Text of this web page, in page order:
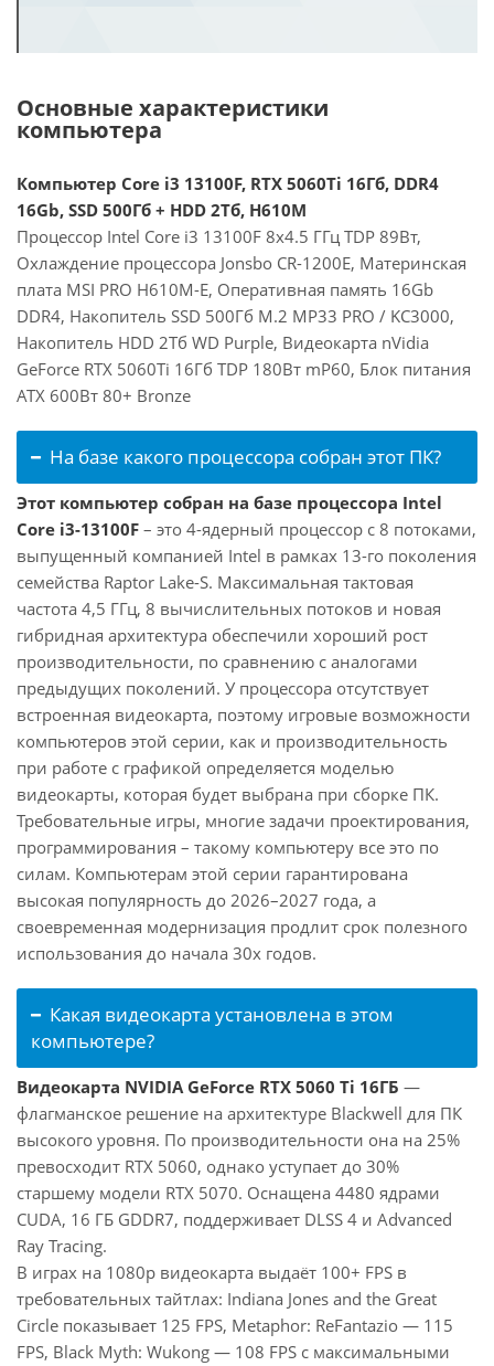
Основные характеристики
компьютера
Компьютер Core i3 13100F, RTX 5060Ti 16Гб, DDR4
16Gb, SSD 500Гб + HDD 2Тб, H610M
Процессор Intel Core i3 13100F 8x4.5 ГГц TDP 89Вт,
Охлаждение процессора Jonsbo CR-1200E, Материнская
плата MSI PRO H610M-E, Оперативная память 16Gb
DDR4, Накопитель SSD 500Гб M.2 MP33 PRO / KC3000,
Накопитель HDD 2Тб WD Purple, Видеокарта nVidia
GeForce RTX 5060Ti 16Гб TDP 180Вт mP60, Блок питания
ATX 600Вт 80+ Bronze
На базе какого процессора собран этот ПК?
Этот компьютер собран на базе процессора Intel
Core i3-13100F – это 4-ядерный процессор с 8 потоками,
выпущенный компанией Intel в рамках 13-го поколения
семейства Raptor Lake-S. Максимальная тактовая
частота 4,5 ГГц, 8 вычислительных потоков и новая
гибридная архитектура обеспечили хороший рост
производительности, по сравнению с аналогами
предыдущих поколений. У процессора отсутствует
встроенная видеокарта, поэтому игровые возможности
компьютеров этой серии, как и производительность
при работе с графикой определяется моделью
видеокарты, которая будет выбрана при сборке ПК.
Требовательные игры, многие задачи проектирования,
программирования – такому компьютеру все это по
силам. Компьютерам этой серии гарантирована
высокая популярность до 2026–2027 года, а
своевременная модернизация продлит срок полезного
использования до начала 30х годов.
Какая видеокарта установлена в этом
компьютере?
Видеокарта NVIDIA GeForce RTX 5060 Ti 16ГБ —
флагманское решение на архитектуре Blackwell для ПК
высокого уровня. По производительности она на 25%
превосходит RTX 5060, однако уступает до 30%
старшему модели RTX 5070. Оснащена 4480 ядрами
CUDA, 16 ГБ GDDR7, поддерживает DLSS 4 и Advanced
Ray Tracing.
В играх на 1080p видеокарта выдаёт 100+ FPS в
требовательных тайтлах: Indiana Jones and the Great
Circle показывает 125 FPS, Metaphor: ReFantazio — 115
FPS, Black Myth: Wukong — 108 FPS с максимальными